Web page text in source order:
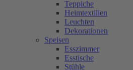
Teppiche
Heimtextilien
Leuchten
Dekorationen
Speisen
Esszimmer
Esstische
Stühle